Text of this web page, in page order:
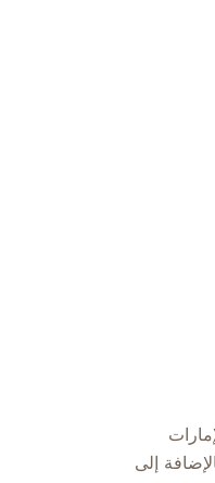
بالإضافة إلى